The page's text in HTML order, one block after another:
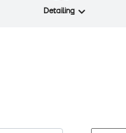
Detailing